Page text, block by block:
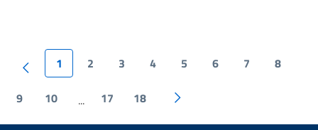
1 2 3 4 5 6 7 8
9 10 ... 17 18